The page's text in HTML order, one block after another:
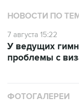
НОВОСТИ ПО
7 августа 15:22
У ведущих
проблемы с
ФОТОГАЛЕРЕИ